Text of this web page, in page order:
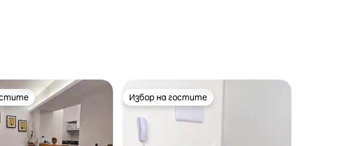
отзива
Избор на гостите
Избор на гостите